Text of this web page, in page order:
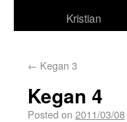
Kristian
← Kegan 3
Kegan 4
Posted on 2011/03/08